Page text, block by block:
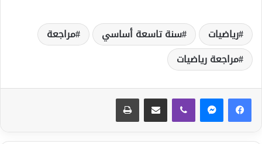
رياضيات سنة تاسعة أساسي
مراجعة
مراجعة رياضيات